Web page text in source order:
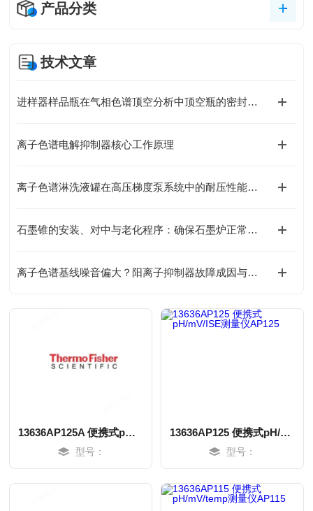
产品分类
技术文章
进样器样品瓶在气相色谱顶空分析中顶空瓶的密封性与耐压性测试
离子色谱电解抑制器核心工作原理
离子色谱淋洗液罐在高压梯度泵系统中的耐压性能与密封设计
石墨锥的安装、对中与老化程序：确保石墨炉正常工作的基础
离子色谱基线噪音偏大？阳离子抑制器故障成因与处理方案
13636AP125A 便携式pH/mV/ISE测量仪AP125
型号：
13636AP125 便携式pH/mV/ISE测量仪AP125
型号：